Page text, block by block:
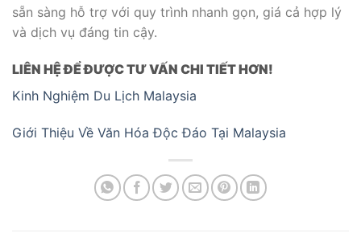
sẵn sàng hỗ trợ với quy trình nhanh gọn, giá cả hợp lý
và dịch vụ đáng tin cậy.
LIÊN HỆ ĐỂ ĐƯỢC TƯ VẤN CHI TIẾT HƠN!
Kinh Nghiệm Du Lịch Malaysia
Giới Thiệu Về Văn Hóa Độc Đáo Tại Malaysia